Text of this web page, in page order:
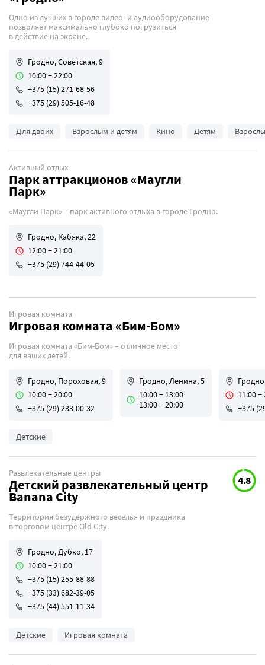
Одно из лучших в городе видео- и аудиооборудование
позволяет максимально глубоко погрузиться
в действие на экране.
Гродно, Советская, 9
10:00 − 22:00
+375 (15) 271-68-56
+375 (29) 505-16-48
Для двоих Взрослым и детям Кино Детям
Активный отдых
Парк аттракционов «Маугли
Парк»
«Маугли Парк» – парк активного отдыха в городе Гродно.
Гродно, Кабяка, 22
12:00 − 21:00
+375 (29) 744-44-05
Игровая комната
Игровая комната «Бим-Бом»
Игровая комната «Бим-Бом» – отличное место
для ваших детей.
Гродно, Пороховая, 9
10:00 − 20:00
+375 (29) 233-00-32
Гродно, Ленина, 5
10:00 − 13:00
13:00 − 20:00
11:00 −
+375
Детские
4.8
Развлекательные центры
Детский развлекательный центр
Banana City
Территория безудержного веселья и праздника
в торговом центре Old City.
Гродно, Дубко, 17
10:00 − 21:00
+375 (15) 255-88-88
+375 (33) 682-39-05
+375 (44) 551-11-34
Детские Игровая комната